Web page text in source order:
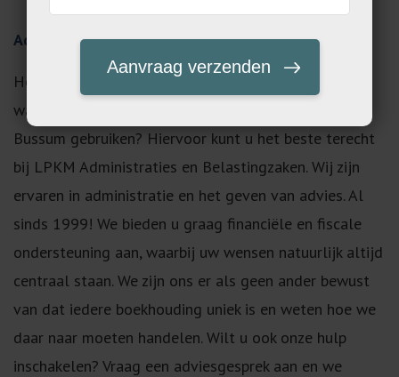
Advies van een boekhouder in Bussum
Heeft u moeite met uw boekhouding en kunt u wel
wat professioneel advies van een boekhouder in
Bussum gebruiken? Hiervoor kunt u het beste terecht
bij LPKM Administraties en Belastingzaken. Wij zijn
ervaren in administratie en het geven van advies. Al
sinds 1999! We bieden u graag financiële en fiscale
ondersteuning aan, waarbij uw wensen natuurlijk altijd
centraal staan. We zijn ons er als geen ander bewust
van dat iedere boekhouding uniek is en weten hoe we
daar naar moeten handelen. Wilt u ook onze hulp
inschakelen? Vraag een adviesgesprek aan en we